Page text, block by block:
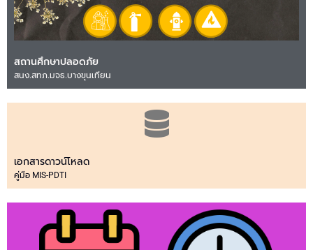
สถานศึกษาปลอดภัย
สนง.สทภ.มจธ.บางขุนเทียน
เอกสารดาวน์โหลด
คู่มือ MIS-PDTI